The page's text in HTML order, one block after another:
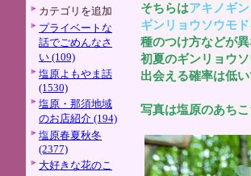
カテゴリを追加
プライベートな
話でごめんなさ
い (109)
塩原よもやま話
(1530)
塩原・那須地域
のお店紹介 (194)
塩原春夏秋冬
(2377)
大好きな花のこ
そちらはアキノギ
ギンリョウソウモ
種のつけ方などが
初夏のギンリョウ
出会える確率は低
写真は塩原のあち